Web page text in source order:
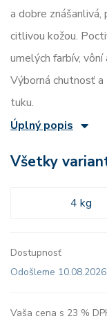
a dobre
citlivou kožou.
umelých farbív,
Výborná chutnosť
tuku.
Úplný popis
Všetky
4 kg
Dostupnosť
Odošleme 10.08.2026
Vaša cena s 23 %